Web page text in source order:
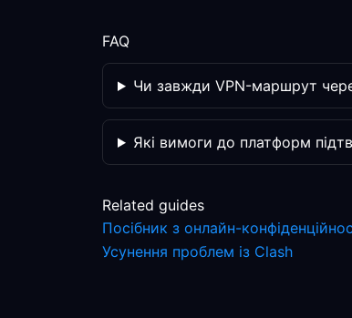
FAQ
Чи завжди VPN-маршрут
Які вимоги до платформ
Related guides
Посібник з онлайн-
Усунення проблем із Clash